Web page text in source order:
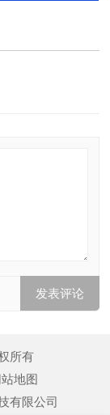
所有
站地图
有限公司